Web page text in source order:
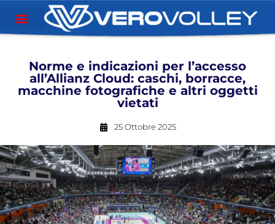
Norme e indicazioni per l’accesso
all’Allianz Cloud: caschi, borracce,
macchine fotografiche e altri oggetti
vietati
25 Ottobre 2025